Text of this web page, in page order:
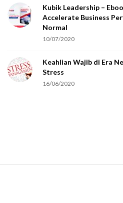
Kubik Leadership –
Accelerate Business
Normal
10/07/2020
Keahlian Wajib di Era
Stress
16/06/2020